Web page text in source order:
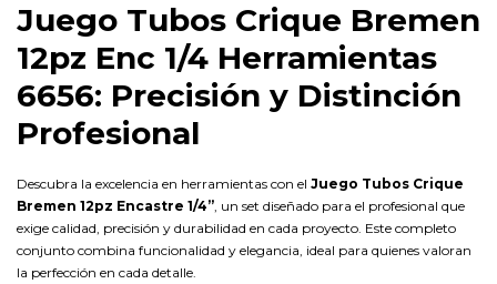
Juego Tubos Crique Bremen
12pz Enc 1/4 Herramientas
6656: Precisión y Distinción
Profesional
Descubra la excelencia en herramientas con el Juego Tubos Crique
Bremen 12pz Encastre 1/4” , un set diseñado para el profesional que
exige calidad, precisión y durabilidad en cada proyecto. Este completo
conjunto combina funcionalidad y elegancia, ideal para quienes valoran
la perfección en cada detalle.